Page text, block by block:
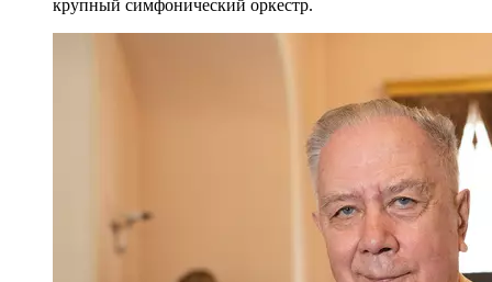
крупный симфонический оркестр.